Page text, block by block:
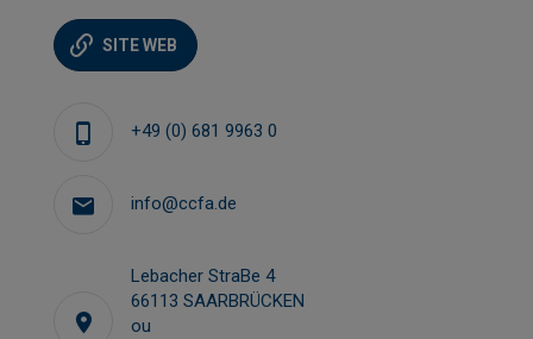
SITE WEB
+49 (0) 681 9963 0
info@ccfa.de
Lebacher StraBe 4
66113 SAARBRÜCKEN
ou